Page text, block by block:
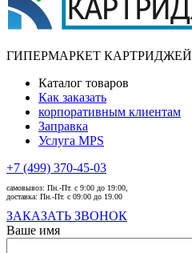
ГИПЕРМАРКЕТ КАРТРИДЖЕЙ
Каталог товаров
Как заказать
корпоративным клиентам
Заправка
Услуга MPS
+7 (499) 370-45-03
самовывоз: Пн.-Пт. с 9:00 до 19:00,
доставка: Пн.-Пт. с 09:00 до 19.00
ЗАКАЗАТЬ ЗВОНОК
Ваше имя